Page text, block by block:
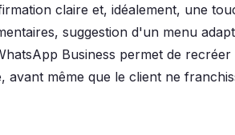
claire et, idéalement, une
suggestion d'un menu
Business permet de recréer
avant même que le client ne